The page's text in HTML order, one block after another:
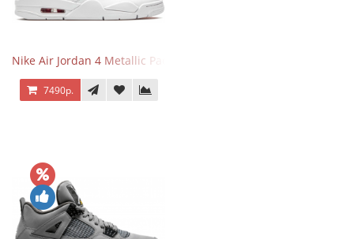
Nike Air Jordan 4 Metallic Pack University Red
7490р.